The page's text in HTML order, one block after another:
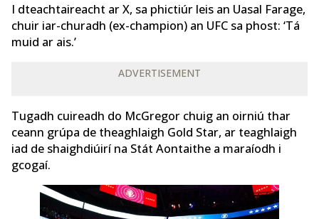
I dteachtaireacht ar X, sa phictiúr leis an Uasal Farage,
chuir iar-churadh (ex-champion) an UFC sa phost: ‘Tá
muid ar ais.’
ADVERTISEMENT
Tugadh cuireadh do McGregor chuig an oirniú thar
ceann grúpa de theaghlaigh Gold Star, ar teaghlaigh
iad de shaighdiúirí na Stát Aontaithe a maraíodh i
gcogaí.